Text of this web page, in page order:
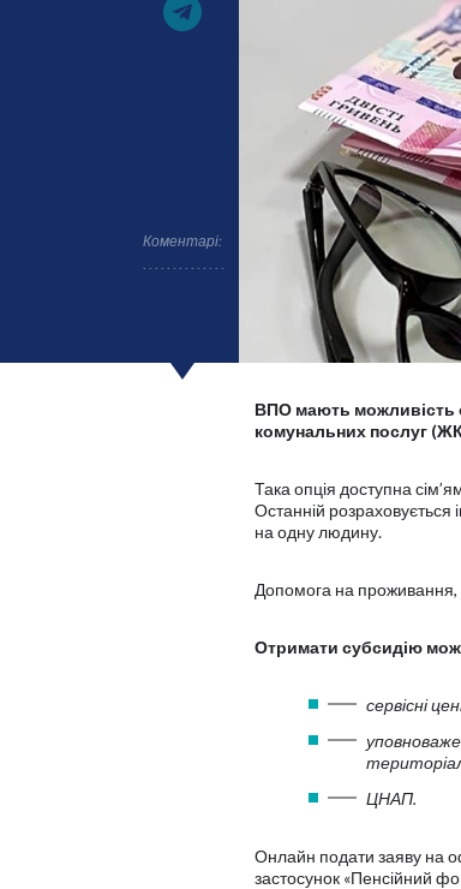
Коментарі:
ВПО мають можливість
комунальних послуг
Така опція доступна
Останній розраховується
на одну людину.
Допомога на проживання,
Отримати субсидію
сервісні
ЦНАП.
Онлайн подати заяву на
застосунок «Пенсійний